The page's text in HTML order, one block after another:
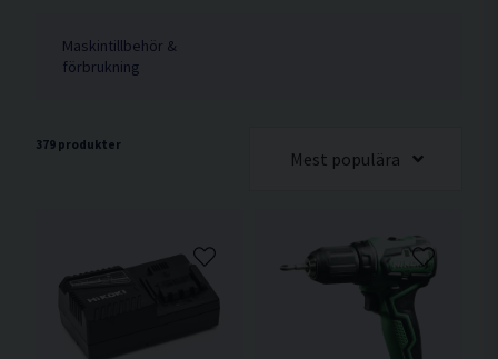
Maskintillbehör &
förbrukning
379 produkter
Mest populära